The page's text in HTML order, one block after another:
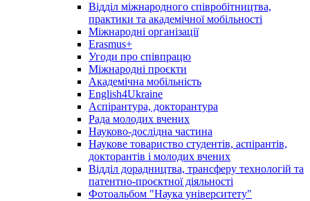
Відділ міжнародного співробітництва,
практики та академічної мобільності
Міжнародні організації
Erasmus+
Угоди про співпрацю
Міжнародні проєкти
Академічна мобільність
English4Ukraine
Аспірантура, докторантура
Рада молодих вчених
Науково-дослідна частина
Наукове товариство студентів, аспірантів,
докторантів і молодих вчених
Відділ дорадництва, трансферу технологій та
патентно-проєктної діяльності
Фотоальбом "Наука університету"